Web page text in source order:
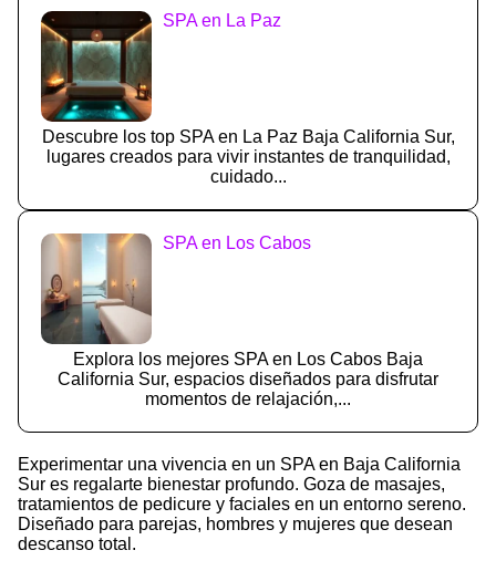
SPA en La Paz
Descubre los top SPA en La Paz Baja California Sur,
lugares creados para vivir instantes de tranquilidad,
cuidado...
SPA en Los Cabos
Explora los mejores SPA en Los Cabos Baja
California Sur, espacios diseñados para disfrutar
momentos de relajación,...
Experimentar una vivencia en un SPA en Baja California
Sur es regalarte bienestar profundo. Goza de masajes,
tratamientos de pedicure y faciales en un entorno sereno.
Diseñado para parejas, hombres y mujeres que desean
descanso total.